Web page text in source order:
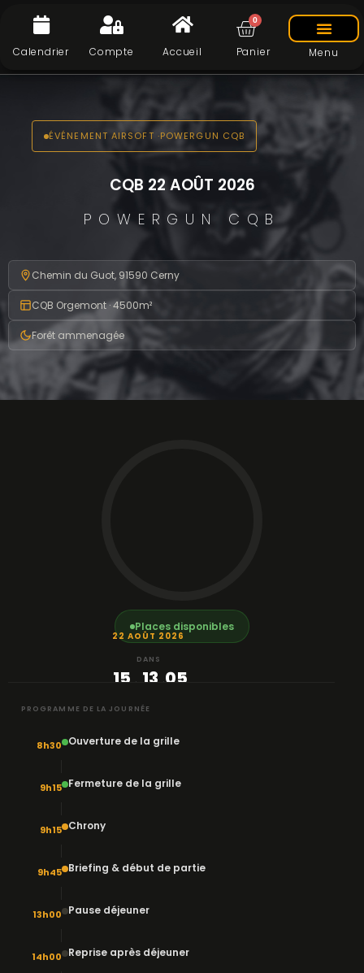
Calendrier Compte Accueil
0
Panier Menu
ÉVÉNEMENT AIRSOFT ·POWERGUN CQB
CQB 22 AOÛT 2026
POWERGUN CQB
Chemin du Guot, 91590 Cerny
CQB Orgemont · 4500m²
Forêt ammenagée
22 AOÛT 2026
DANS
15 : 13 :05
Places disponibles
PROGRAMME DE LA JOURNÉE
8h30 Ouverture de la grille
9h15 Fermeture de la grille
9h15 Chrony
9h45 Briefing & début de partie
13h00 Pause déjeuner
14h00 Reprise après déjeuner